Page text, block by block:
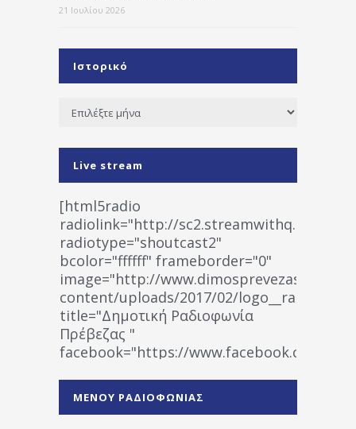
21 Ιουλίου 2026
Ιστορικό
Ιστορικό
Live stream
[html5radio
radiolink="http://
radiotype="shoutcast2"
bcolor="ffffff" frameborder="0"
image="http://www.dimosprevezas.gr/wp-
content/uploads/2017/02/
title="Δημοτική Ραδιοφωνία
Πρέβεζας "
facebook="https://www.facebook.com/
1531194763766854/" artist="" ]
ΜΕΝΟΥ ΡΑΔΙΟΦΩΝΙΑΣ